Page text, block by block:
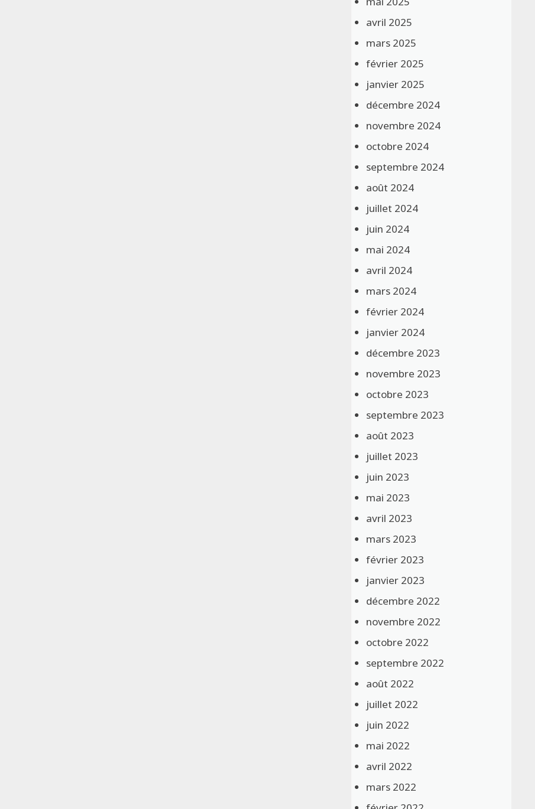
avril 2025
mars 2025
février 2025
janvier 2025
décembre 2024
novembre 2024
octobre 2024
septembre 2024
août 2024
juillet 2024
juin 2024
mai 2024
avril 2024
mars 2024
février 2024
janvier 2024
décembre 2023
novembre 2023
octobre 2023
septembre 2023
août 2023
juillet 2023
juin 2023
mai 2023
avril 2023
mars 2023
février 2023
janvier 2023
décembre 2022
novembre 2022
octobre 2022
septembre 2022
août 2022
juillet 2022
juin 2022
mai 2022
avril 2022
mars 2022